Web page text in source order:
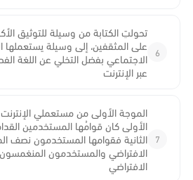
6
تحولتِ الكتابة من وسيلة للتوثيق
على المثقفين، إلى وسيلة يستعملها
الاجتماعي بفضل التخلي عن اللغة
عبر الإنترنت
7
الموجة الأولى من مستعملي
الأولى كان قوامُها المستخدمين
الثانية فقوامها المستخدمون نصف
الافتراضي والمستخدمون المنغمسون
الافتراضي